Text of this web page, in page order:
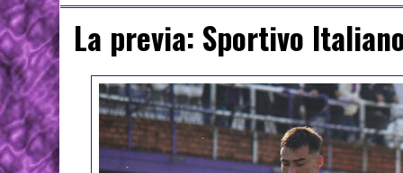
La previa: Sportivo